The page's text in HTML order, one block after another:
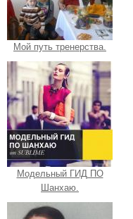
Мой путь тренерства.
Модельный ГИД ПО
Шанхаю.